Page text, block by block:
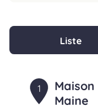
Liste
1
Maine